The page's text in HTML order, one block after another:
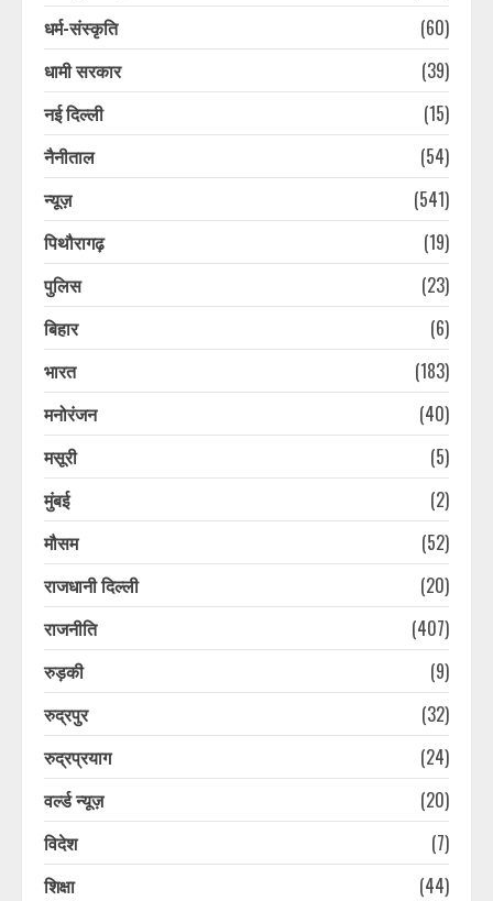
धर्म-संस्कृति
(60)
धामी सरकार
(39)
नई दिल्ली
(15)
नैनीताल
(54)
न्यूज़
(541)
पिथौरागढ़
(19)
पुलिस
(23)
बिहार
(6)
भारत
(183)
मनोरंजन
(40)
मसूरी
(5)
मुंबई
(2)
मौसम
(52)
राजधानी दिल्ली
(20)
राजनीति
(407)
रुड़की
(9)
रुद्रपुर
(32)
रुद्रप्रयाग
(24)
वर्ल्ड न्यूज़
(20)
विदेश
(7)
शिक्षा
(44)
नैनीताल और मसूरी में सप्ताहांत से पहले
पर्यटकों की बढ़ी आवाजाही, पर्यटन कारोबार
में लौटी रौनक
4
देहरादून में स्मार्ट ट्रैफिक प्रबंधन परियोजना
जनगणना 2027 की तैयारी शुरू, उत्तराखंड
में 1 सितंबर से शुरू होगा विशेष गणना
August 6, 2026
उत्तराखंड में भारी बारिश का अलर्ट: कई
जिलों में तेज वर्षा और भूस्खलन की आशंका,
प्रशासन ने जारी की एडवाइजरी
चारधाम यात्रा पर मौसम की नजर: लगातार